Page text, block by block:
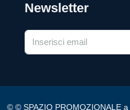
Newsletter
© © SPAZIO PROMOZIONALE